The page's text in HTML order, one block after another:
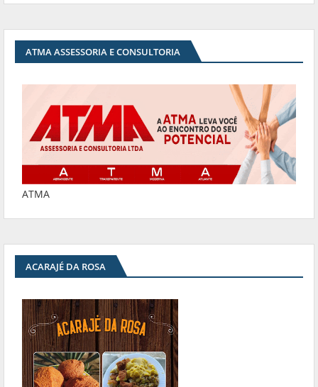
ATMA ASSESSORIA E CONSULTORIA
ATMA
ACARAJÉ DA ROSA